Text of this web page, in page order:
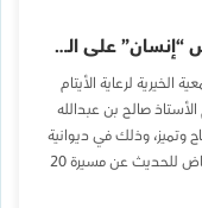
اليوسف: خادم الحرمين الشريفين أسس “إنسان” على الشفافية وحفظ كرامة المستفيد
لرعاية الأيتام
صالح بن عبدالله
وذلك في ديوانية
الكتاب والمقامة في مقر الجمعية مساء أمس بالرياض للحديث عن مسيرة 20